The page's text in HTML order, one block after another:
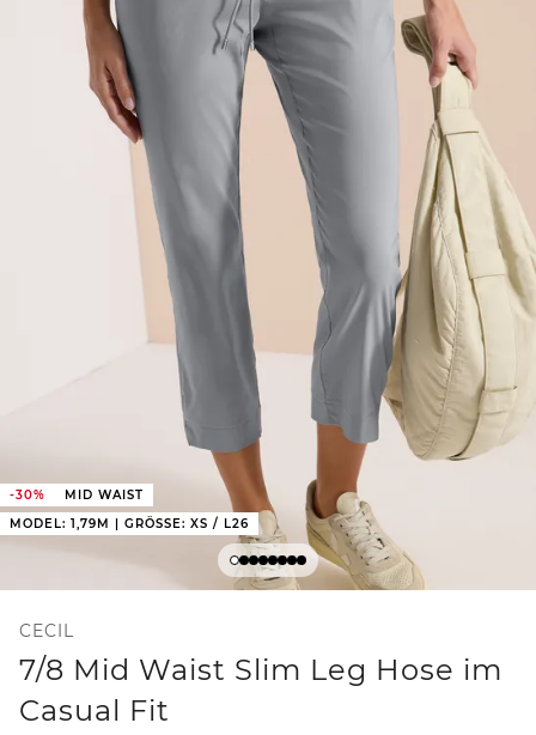
-30%
MID WAIST
MODEL: 1,79M | GRÖSSE: XS / L26
CECIL
7/8 Mid Waist Slim Leg Hose im
Casual Fit